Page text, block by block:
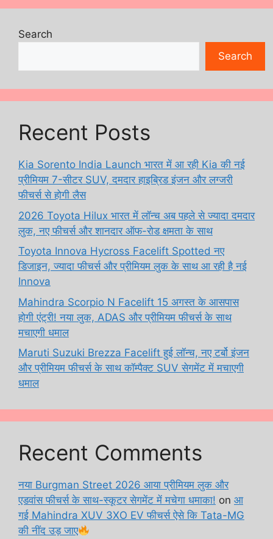
Search
Search
Recent Posts
Kia Sorento India Launch भारत में आ रही Kia की नई
प्रीमियम 7-सीटर SUV, दमदार हाइब्रिड इंजन और लग्जरी
फीचर्स से होगी लैस
2026 Toyota Hilux भारत में लॉन्च अब पहले से ज्यादा दमदार
लुक, नए फीचर्स और शानदार ऑफ-रोड क्षमता के साथ
Toyota Innova Hycross Facelift Spotted नए
डिजाइन, ज्यादा फीचर्स और प्रीमियम लुक के साथ आ रही है नई
Innova
Mahindra Scorpio N Facelift 15 अगस्त के आसपास
होगी एंट्री! नया लुक, ADAS और प्रीमियम फीचर्स के साथ
मचाएगी धमाल
Maruti Suzuki Brezza Facelift हुई लॉन्च, नए टर्बो इंजन
और प्रीमियम फीचर्स के साथ कॉम्पैक्ट SUV सेगमेंट में मचाएगी
धमाल
Recent Comments
नया Burgman Street 2026 आया प्रीमियम लुक और
एडवांस फीचर्स के साथ-स्कूटर सेगमेंट में मचेगा धमाका! on आ
गई Mahindra XUV 3XO EV फीचर्स ऐसे कि Tata-MG
की नींद उड़ जाए